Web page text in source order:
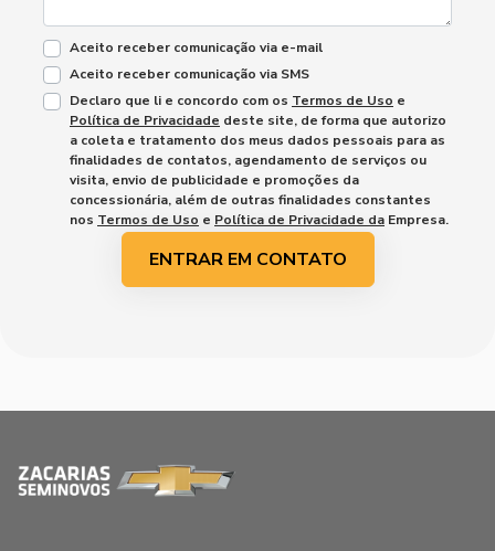
Aceito receber comunicação via e-mail
Aceito receber comunicação via SMS
Declaro que li e concordo com os Termos de Uso e
Política de Privacidade deste site, de forma que autorizo
a coleta e tratamento dos meus dados pessoais para as
finalidades de contatos, agendamento de serviços ou
visita, envio de publicidade e promoções da
concessionária, além de outras finalidades constantes
nos Termos de Uso e Política de Privacidade da Empresa.
ENTRAR EM CONTATO